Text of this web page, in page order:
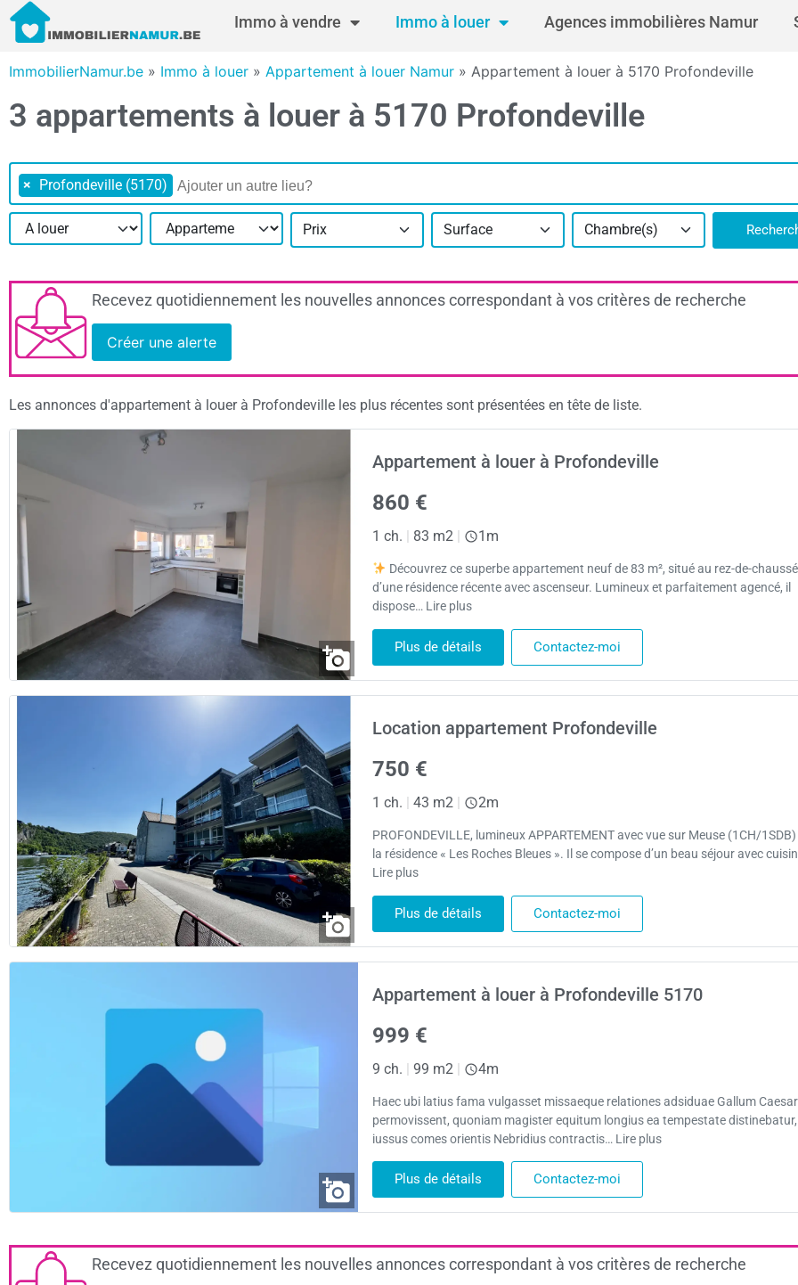
Immo à vendre Immo à louer Agences immobilières Namur
ImmobilierNamur.be » Immo à louer » Appartement à louer Namur » Appartement à louer à 5170 Profondeville
3 appartements à louer à 5170 Profondeville
× Profondeville (5170)
Prix Surface Chambre(s)
Recevez quotidiennement les nouvelles annonces correspondant à vos critères de recherche
Créer une alerte
Les annonces d'appartement à louer à Profondeville les plus récentes sont présentées en tête de liste.
Appartement à louer à Profondeville
860 €
1 ch. | 83 m2 | 1m
Découvrez ce superbe appartement neuf de 83 m², situé au rez-de-
d’une résidence récente avec ascenseur. Lumineux et parfaitement agencé, il
dispose… Lire plus
Plus de détails Contactez-moi
Location appartement Profondeville
750 €
1 ch. | 43 m2 | 2m
PROFONDEVILLE, lumineux APPARTEMENT avec vue sur Meuse (1CH/
la résidence « Les Roches Bleues ». Il se compose d’un beau séjour avec
Lire plus
Plus de détails Contactez-moi
Appartement à louer à Profondeville 5170
999 €
9 ch. | 99 m2 | 4m
Haec ubi latius fama vulgasset missaeque relationes adsiduae Gallum
permovissent, quoniam magister equitum longius ea tempestate distinebatur,
iussus comes orientis Nebridius contractis… Lire plus
Plus de détails Contactez-moi
Recevez quotidiennement les nouvelles annonces correspondant à vos critères de recherche